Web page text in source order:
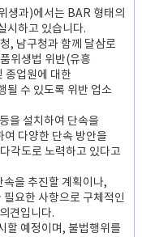
생과)에서는 BAR 형태의
시하고 있습니다.
, 남구청과 함께 달삼로
위생법 위반(유흥
종업원에 대한
될 수 있도록 위반 업소
을 설치하여 단속을
다양한 단속 방안을
각도로 노력하고 있다고
을 추진할 계획이나,
요한 사항으로 구체적인
견입니다.
할 예정이며, 불법행위를